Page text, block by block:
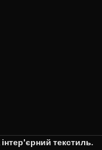
текстиль.